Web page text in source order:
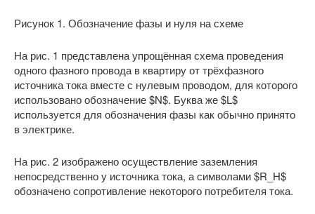
Рисунок 1. Обозначение фазы и нуля на схеме
На рис. 1 представлена упрощённая схема проведения
одного фазного провода в квартиру от трёхфазного
источника тока вместе с нулевым проводом, для которого
использовано обозначение $N$. Буква же $L$
используется для обозначения фазы как обычно принято
в электрике.
На рис. 2 изображено осуществление заземления
непосредственно у источника тока, а символами $R_H$
обозначено сопротивление некоторого потребителя тока.